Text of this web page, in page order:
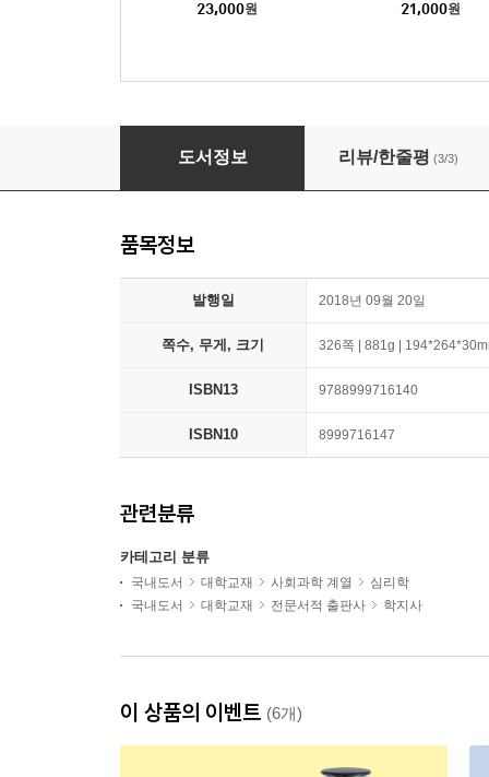
23,000원 21,000원
진로상담
도서정보 리뷰/한줄평 (3/3)
품목정보
발행일 2018년 09월 20일
쪽수, 무게, 크기 326쪽 | 881g |
ISBN13 9788999716140
ISBN10 8999716147
관련분류
카테고리 분류
국내도서 대학교재 사회과학 계열
심리학
국내도서
대학교재 전문서적 출판사 학지사
이 상품의 이벤트 (6개)